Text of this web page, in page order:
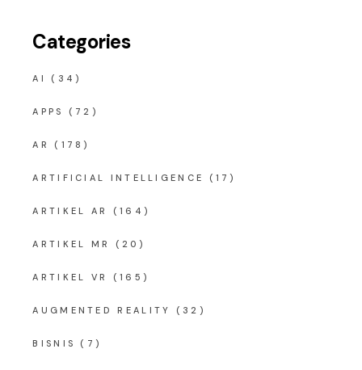
Categories
AI (34)
APPS (72)
AR (178)
ARTIFICIAL INTELLIGENCE (17)
ARTIKEL AR (164)
ARTIKEL MR (20)
ARTIKEL VR (165)
AUGMENTED REALITY (32)
BISNIS (7)